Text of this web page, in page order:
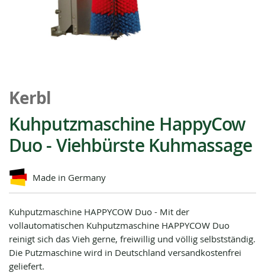
Anfang
der
Bildgalerie
springen
Kerbl
Kuhputzmaschine HappyCow
Duo - Viehbürste Kuhmassage
Made in Germany
Kuhputzmaschine HAPPYCOW Duo - Mit der
vollautomatischen Kuhputzmaschine HAPPYCOW Duo
reinigt sich das Vieh gerne, freiwillig und völlig selbstständig.
Die Putzmaschine wird in Deutschland versandkostenfrei
geliefert.